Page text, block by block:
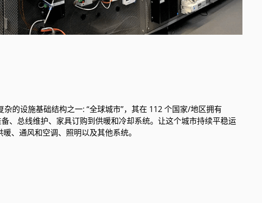
的设施基础结构之一: “全球城市”，其在 112 个国家/地区拥有
、总线维护、家具订购到供暖和冷却系统。让这个城市持续平稳运
、通风和空调、照明以及其他系统。